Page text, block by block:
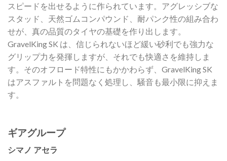
スピードを出せるように作られています。アグレッシブな
スタッド、天然ゴムコンパウンド、耐パンク性の組み合わ
せが、真の品質のタイヤの基礎を作り出します。
GravelKing SK は、信じられないほど緩い砂利でも強力な
グリップ力を発揮しますが、それでも快適さを維持しま
す。そのオフロード特性にもかかわらず、GravelKing SK
はアスファルトを問題なく処理し、騒音も最小限に抑えま
す。
ギアグループ
シマノ アセラ